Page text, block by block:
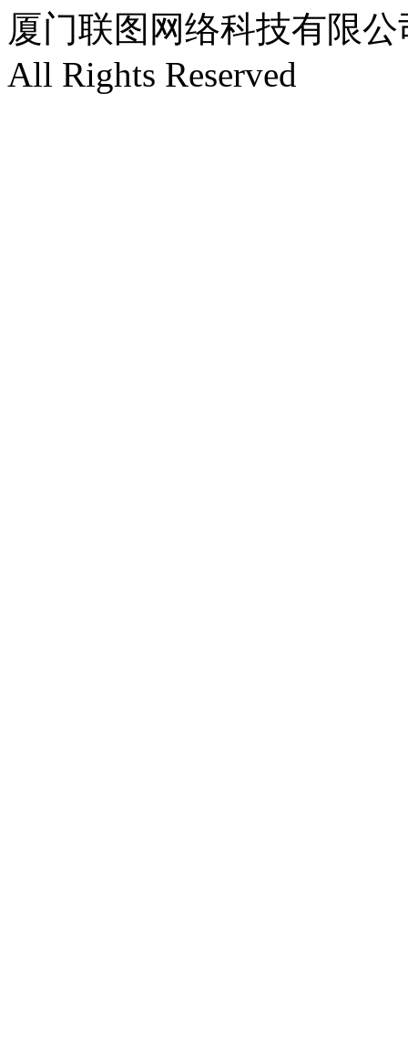
厦门联图网络科技有限公
All Rights Reserved